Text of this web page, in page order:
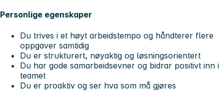
Personlige egenskaper
Du trives i et høyt arbeidstempo og håndterer flere
oppgaver samtidig
Du er strukturert, nøyaktig og løsningsorientert
Du har gode samarbeidsevner og bidrar positivt inn i
teamet
Du er proaktiv og ser hva som må gjøres